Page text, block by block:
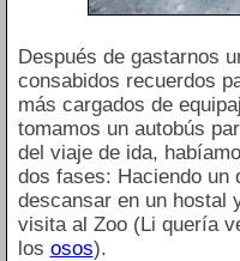
Después de gastarnos
consabidos recuerdos
más cargados de
tomamos un autobús
del viaje de ida,
dos fases: Haciendo un
descansar en un hostal
visita al Zoo (Li quería
los osos).